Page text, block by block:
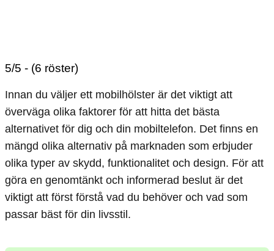
5/5 - (6 röster)
Innan du väljer ett mobilhölster är det viktigt att
överväga olika faktorer för att hitta det bästa
alternativet för dig och din mobiltelefon. Det finns en
mängd olika alternativ på marknaden som erbjuder
olika typer av skydd, funktionalitet och design. För att
göra en genomtänkt och informerad beslut är det
viktigt att först förstå vad du behöver och vad som
passar bäst för din livsstil.